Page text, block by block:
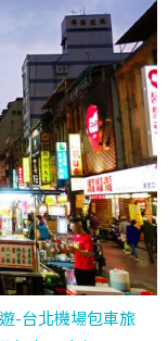
-台北機場包車旅